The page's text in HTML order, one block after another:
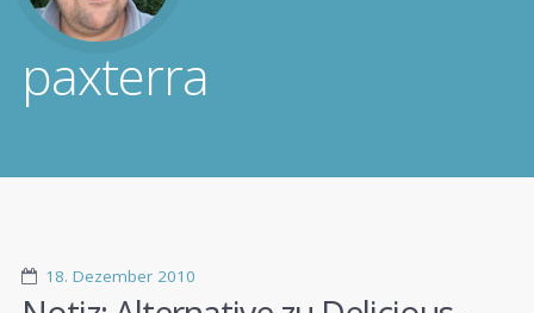
paxterra
18. Dezember 2010